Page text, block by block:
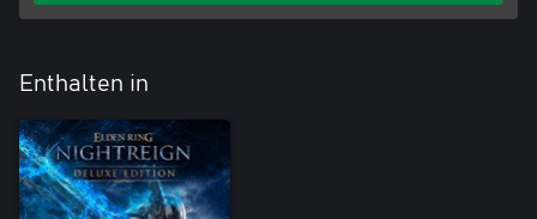
Enthalten in